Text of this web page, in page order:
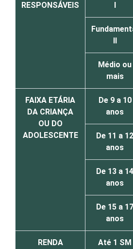
RESPONSÁVEIS
I
II
Médio ou
mais
FAIXA ETÁRIA
DA CRIANÇA
OU DO
ADOLESCENTE
De 9 a 10
anos
De 11 a 12
anos
De 13 a 14
anos
De 15 a 17
anos
RENDA
Até 1 SM